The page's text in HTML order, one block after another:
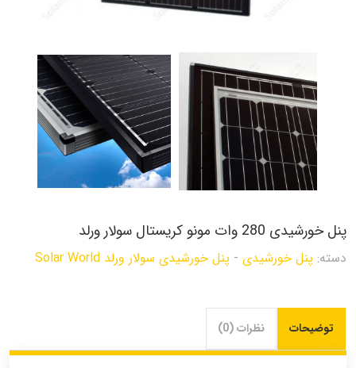
پنل خورشیدی 280 وات مونو کریستال سولار ورلد
دسته: پنل خورشیدی - پنل خورشیدی سولار ورلد Solar World
توضیحات نظرات (0)